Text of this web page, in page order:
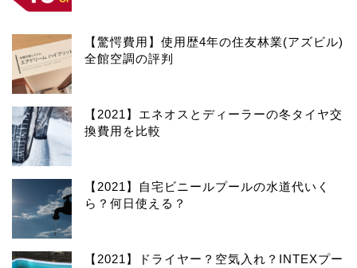
【驚愕費用】使用歴4年の住友林業(アズビル)
全館空調の評判
【2021】エネオスとディーラーの冬タイヤ交
換費用を比較
【2021】自宅ビニールプールの水道代いく
ら？何日使える？
【2021】ドライヤー？空気入れ？INTEXプー